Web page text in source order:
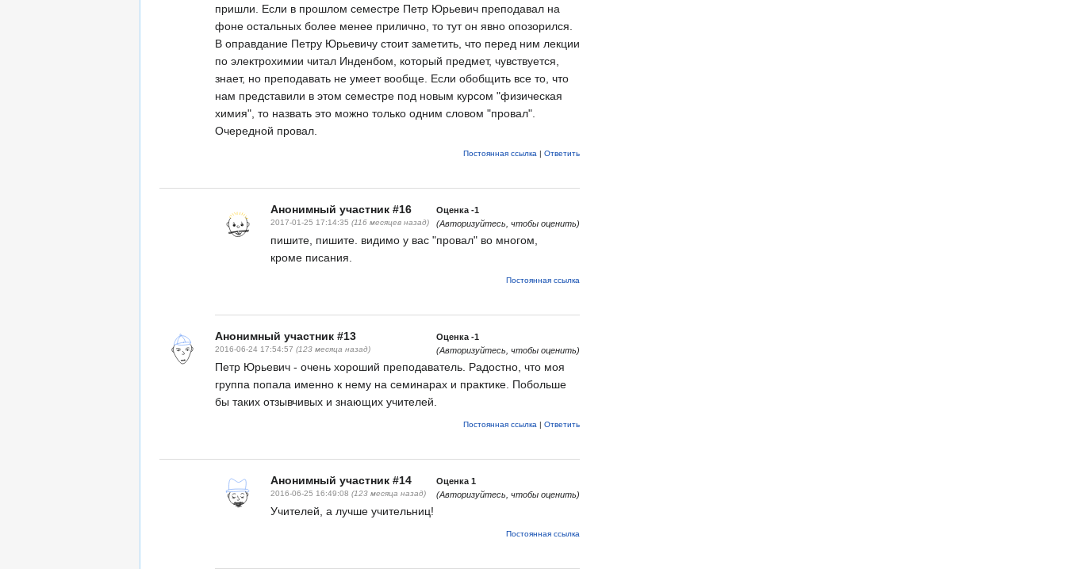
пришли. Если в прошлом семестре Петр Юрьевич преподавал на
фоне остальных более менее прилично, то тут он явно опозорился.
В оправдание Петру Юрьевичу стоит заметить, что перед ним лекции
по электрохимии читал Инденбом, который предмет, чувствуется,
знает, но преподавать не умеет вообще. Если обобщить все то, что
нам представили в этом семестре под новым курсом "физическая
химия", то назвать это можно только одним словом "провал".
Очередной провал.
Постоянная ссылка | Ответить
Анонимный участник #16
2017-01-25 17:14:35 (116 месяцев назад)
Оценка -1
(Авторизуйтесь, чтобы оценить)
пишите, пишите. видимо у вас "провал" во многом,
кроме писания.
Постоянная ссылка
Анонимный участник #13
2016-06-24 17:54:57 (123 месяца назад)
Оценка -1
(Авторизуйтесь, чтобы оценить)
Петр Юрьевич - очень хороший преподаватель. Радостно, что моя
группа попала именно к нему на семинарах и практике. Побольше
бы таких отзывчивых и знающих учителей.
Постоянная ссылка | Ответить
Анонимный участник #14
2016-06-25 16:49:08 (123 месяца назад)
Оценка 1
(Авторизуйтесь, чтобы оценить)
Учителей, а лучше учительниц!
Постоянная ссылка